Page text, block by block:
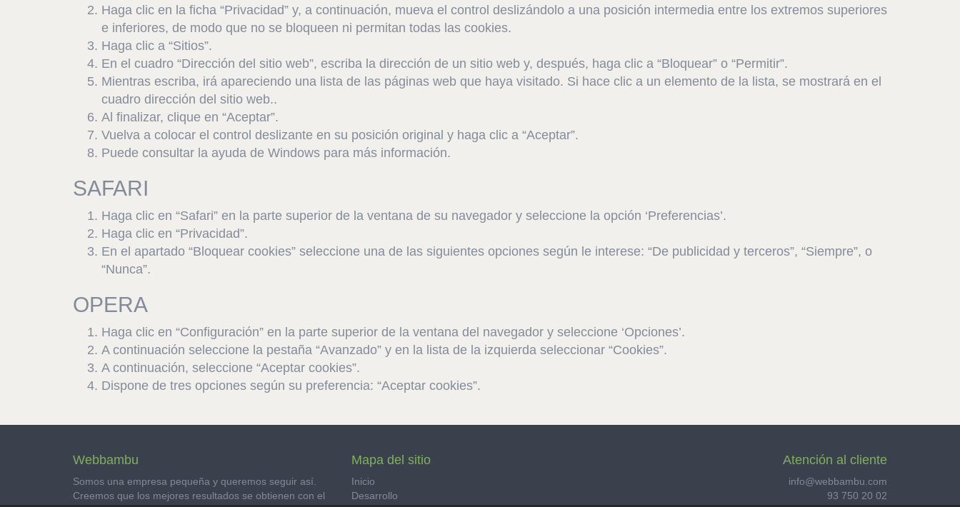
Haga clic en la ficha “Privacidad” y, a continuación, mueva el control deslizándolo a una posición intermedia entre los extremos superiores
e inferiores, de modo que no se bloqueen ni permitan todas las cookies.
Haga clic a “Sitios”.
En el cuadro “Dirección del sitio web”, escriba la dirección de un sitio web y, después, haga clic a “Bloquear” o “Permitir”.
Mientras escriba, irá apareciendo una lista de las páginas web que haya visitado. Si hace clic a un elemento de la lista, se mostrará en el
cuadro dirección del sitio web..
Al finalizar, clique en “Aceptar”.
Vuelva a colocar el control deslizante en su posición original y haga clic a “Aceptar”.
Puede consultar la ayuda de Windows para más información.
SAFARI
Haga clic en “Safari” en la parte superior de la ventana de su navegador y seleccione la opción ‘Preferencias’.
Haga clic en “Privacidad”.
En el apartado “Bloquear cookies” seleccione una de las siguientes opciones según le interese: “De publicidad y terceros”, “Siempre”, o
“Nunca”.
OPERA
Haga clic en “Configuración” en la parte superior de la ventana del navegador y seleccione ‘Opciones’.
A continuación seleccione la pestaña “Avanzado” y en la lista de la izquierda seleccionar “Cookies”.
A continuación, seleccione “Aceptar cookies”.
Dispone de tres opciones según su preferencia: “Aceptar cookies”.
Webbambu
Somos una empresa pequeña y queremos seguir así.
Creemos que los mejores resultados se obtienen con el
Mapa del sitio
Inicio
Desarrollo
Atención al cliente
info@webbambu.com
93 750 20 02